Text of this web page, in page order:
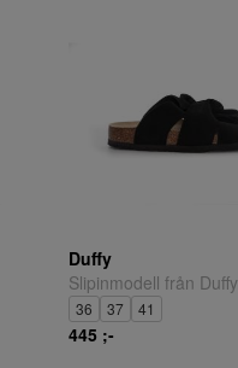
Duffy
Slipinmodell från Duffy.
36 37 41
445 ;-